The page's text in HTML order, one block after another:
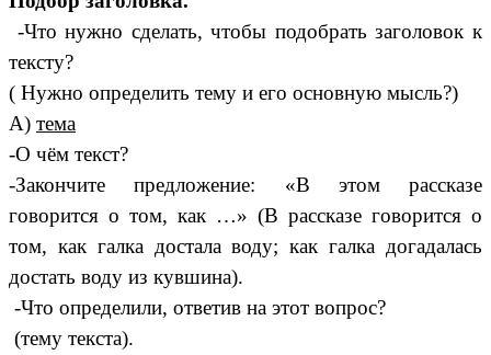
-Что нужно сделать, чтобы подобрать заголовок к
тексту?
( Нужно определить тему и его основную мысль?)
А) тема
-О чём текст?
-Закончите предложение: «В этом рассказе
говорится о том, как …» (В рассказе говорится о
том, как галка достала воду; как галка догадалась
достать воду из кувшина).
-Что определили, ответив на этот вопрос?
(тему текста).